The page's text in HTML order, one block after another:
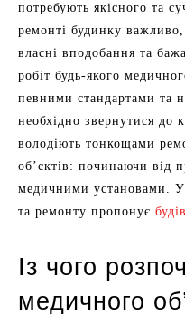
потребують якісного та
ремонті будинку
власні вподобання та
робіт будь-якого
певними стандартами та
необхідно звернутися до
володіють тонкощами
об’єктів: починаючи від
медичними установами. У
та ремонту пропонує
Із чого
медичного